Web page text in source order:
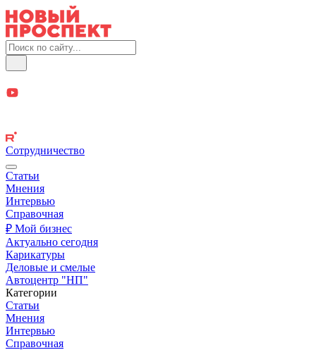
Сотрудничество
Статьи
Мнения
Интервью
Справочная
₽ Мой бизнес
Актуально сегодня
Карикатуры
Деловые и смелые
Автоцентр "НП"
Категории
Статьи
Мнения
Интервью
Справочная